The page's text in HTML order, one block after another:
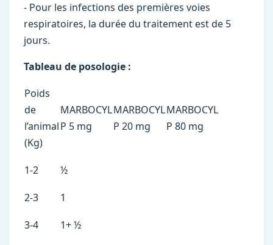
- Pour les infections des premières voies
respiratoires, la durée du traitement est de 5
jours.
Tableau de posologie :
Poids
de
l’animal
(Kg)
MARBOCYL
P 5 mg
MARBOCYL
P 20 mg
MARBOCYL
P 80 mg
1-2 ½
2-3 1
3-4 1+ ½